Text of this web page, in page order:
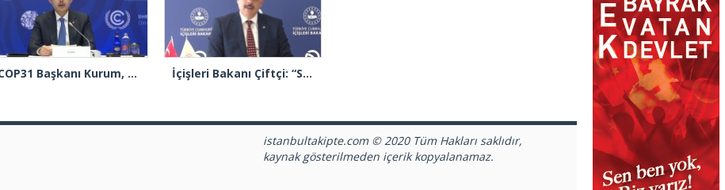
COP31 Başkanı Kurum, İstanbul’da D-8 Ülkeleri COP 31 toplantısına başkanlık etti İçişleri Bakanı Çiftçi: “Sıfır atık konusunda Sıfır Atık Vakfımızla beraber iş ve güç birliği yapıyoruz”
istanbultakipte.com © 2020 Tüm Hakları saklıdır,
kaynak gösterilmeden içerik kopyalanamaz.